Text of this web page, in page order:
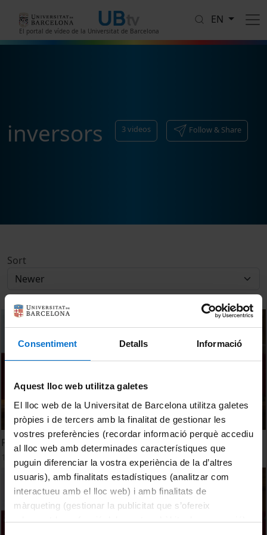
Consentiment Detalls Informació
Aquest lloc web utilitza galetes
El lloc web de la Universitat de Barcelona utilitza galetes
pròpies i de tercers amb la finalitat de gestionar les
vostres preferències (recordar informació perquè accediu
al lloc web amb determinades característiques que
puguin diferenciar la vostra experiència de la d’altres
usuaris), amb finalitats estadístiques (analitzar com
interactueu amb el lloc web) i amb finalitats de
màrqueting (gestionar la publicitat que s’ofereix
adequant-la en funció dels vostres hàbits de navegació).
El portal de vídeo de la Universitat de Barcelona
EN
inversors 3videos Follow & Share
Sort
Fòrum d'inversió de startups i spin-offs
13 July, 2021